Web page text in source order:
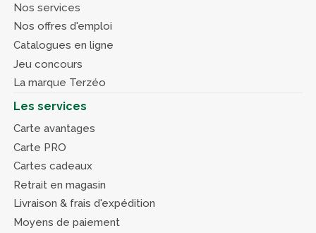
Nos services
Nos offres d'emploi
Catalogues en ligne
Jeu concours
La marque Terzéo
Les services
Carte avantages
Carte PRO
Cartes cadeaux
Retrait en magasin
Livraison & frais d'expédition
Moyens de paiement